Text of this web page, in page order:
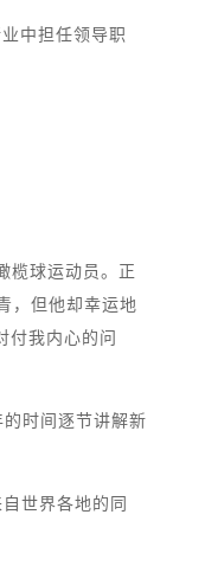
中担任领导职
榄球运动员。正
，但他却幸运地
付我内心的问
时间逐节讲解新
世界各地的同